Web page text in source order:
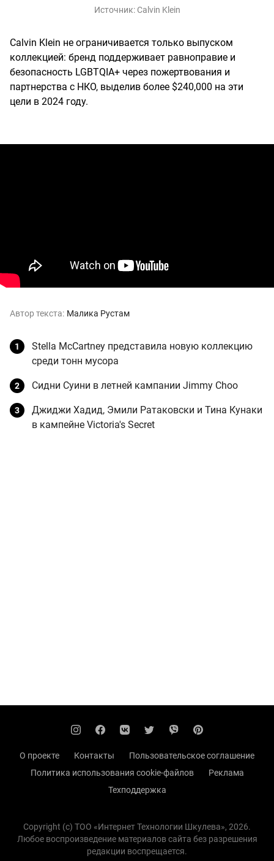
Источник: Calvin Klein
Calvin Klein не ограничивается только выпуском
коллекцией: бренд поддерживает равноправие и
безопасность LGBTQIA+ через пожертвования и
партнерства с НКО, выделив более $240,000 на эти
цели в 2024 году.
Автор текста: Малика Рустам
Stella McCartney представила новую коллекцию
среди тонн мусора
Сидни Суини в летней кампании Jimmy Choo
Джиджи Хадид, Эмили Ратаковски и Тина Кунаки
в кампейне Victoria's Secret
О проекте Контакты
Пользовательское соглашение
Политика использования cookie-файлов
Реклама
Техподдержка
Copyright (с) TOO «Интернет Технологии Шкулева», 2026.
Любое воспроизведение материалов сайта без разрешения
редакции воспрещается.